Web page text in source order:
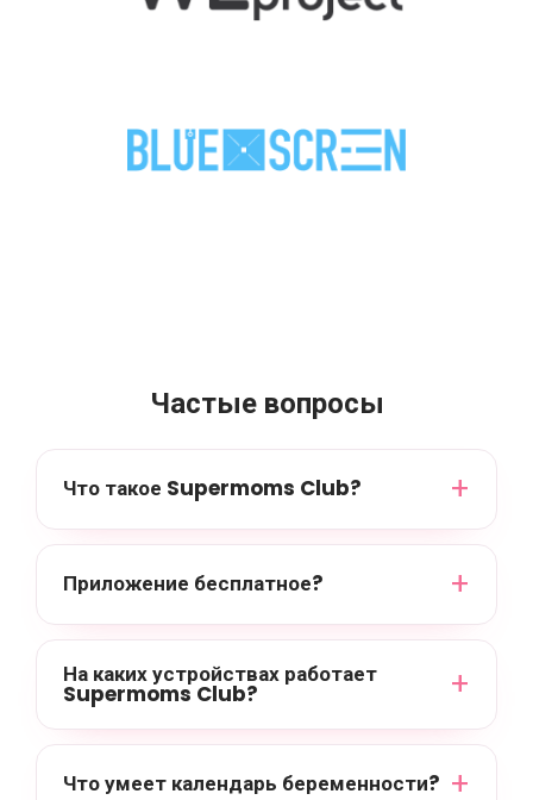
Частые вопросы
Что такое Supermoms Club?
Приложение бесплатное?
На каких устройствах работает
Supermoms Club?
Что умеет календарь беременности?